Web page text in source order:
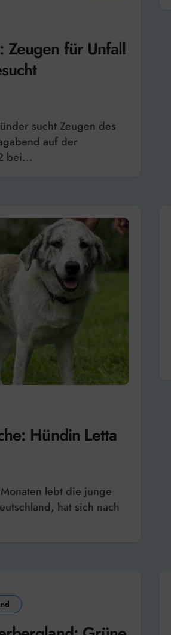
Zeugen für Unfall
auf der
bei...
Hündin Letta
hat sich nach